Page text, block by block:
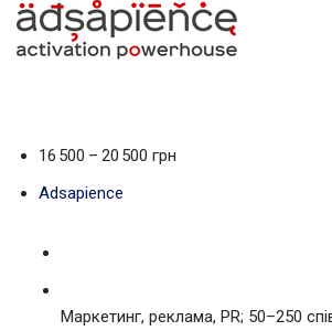
16 500 – 20 500 грн
Adsapience
Маркетинг, реклама, PR; 50–250